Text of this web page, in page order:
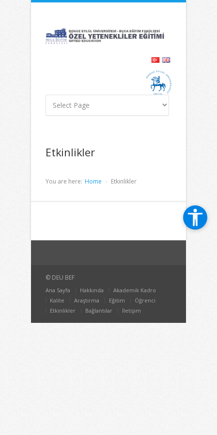
Navigasyona
Etkinlikler
You are here: Home Etkinlikler
© DEU BEF
Ana Sayfa Hakkında
Akademik Kadro
Kalite
Araştırma Eğitim
Öğrenci
Etkinlikler
Bağlantılar İletişim